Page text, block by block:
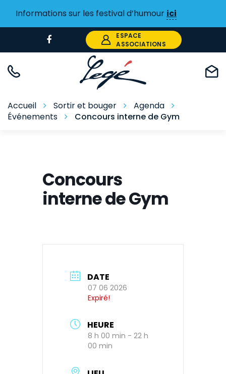
Informations sur les festival d’humour ici
vers
Facebook
ESPACE
ASSOCIATIONS
Accueil Sortir et bouger
Agenda
Événements
Concours interne de Gym
Concours
interne de Gym
DATE
07 06 2026
Expiré!
HEURE
8 h 00 min - 22 h
00 min